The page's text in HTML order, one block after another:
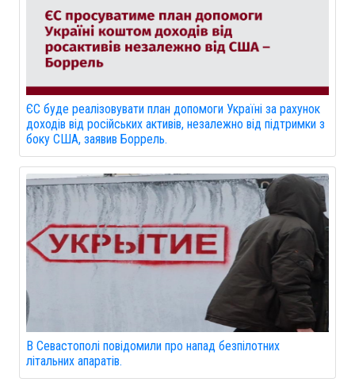
ЄС буде реалізовувати план допомоги Україні за рахунок
доходів від російських активів, незалежно від підтримки з
боку США, заявив Боррель.
В Севастополі повідомили про напад безпілотних
літальних апаратів.